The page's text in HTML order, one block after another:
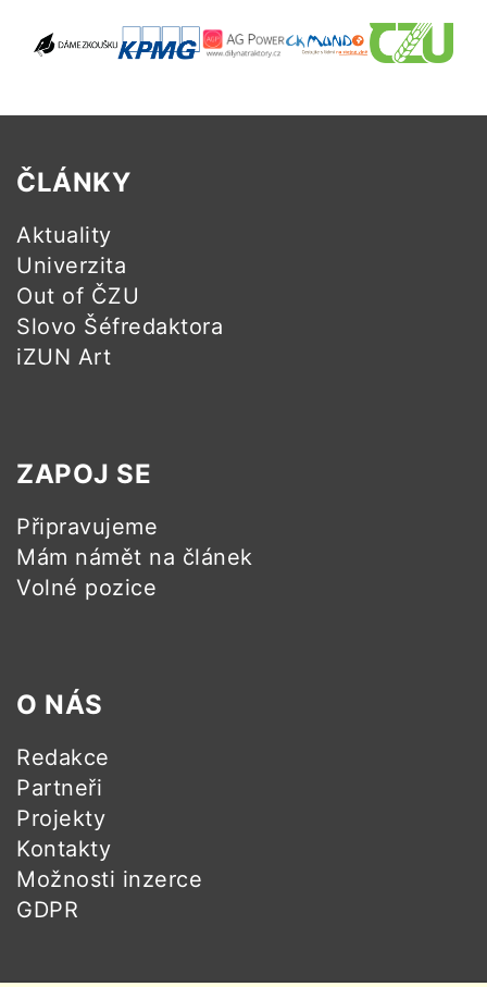
ČLÁNKY
Aktuality
Univerzita
Out of ČZU
Slovo Šéfredaktora
iZUN Art
ZAPOJ SE
Připravujeme
Mám námět na článek
Volné pozice
O NÁS
Redakce
Partneři
Projekty
Kontakty
Možnosti inzerce
GDPR